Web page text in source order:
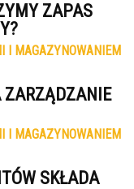
ZAPAS
I MAGAZYNOWANIEM
ZARZĄDZANIE
I MAGAZYNOWANIEM
SKŁADA